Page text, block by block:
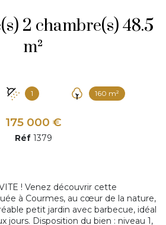
m²
1 160 m²
175 000 €
Réf 1379
! Venez découvrir cette
à Courmes, au cœur de la nature,
petit jardin avec barbecue, idéal
jours. Disposition du bien : niveau 1,